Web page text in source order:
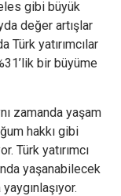
gibi büyük
değer artışlar
Türk yatırımcılar
bir büyüme
zamanda yaşam
hakkı gibi
Türk yatırımcı
yaşanabilecek